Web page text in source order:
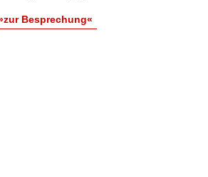
Besprechung«